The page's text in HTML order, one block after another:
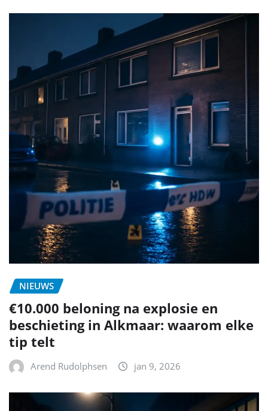
NIEUWS
€10.000 beloning na explosie en
beschieting in Alkmaar: waarom elke
tip telt
Arend Rudolphsen jan 9, 2026